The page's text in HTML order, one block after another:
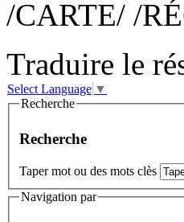
/CARTE/ /
Traduire le
Select Language ▼
Recherche
Recherche
Taper mot ou des mots clès
Navigation par